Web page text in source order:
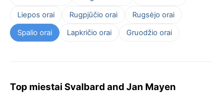
Liepos orai
Rugpjūčio orai
Rugsėjo orai
Spalio orai
Lapkričio orai Gruodžio orai
Top miestai Svalbard and Jan Mayen